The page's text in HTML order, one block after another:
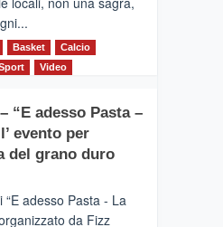
Basket
Calcio
Video
“E adesso Pasta –
evento per
del grano duro
adesso Pasta - La
da Fizz